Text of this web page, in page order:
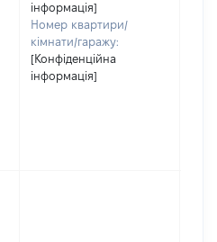
інформація]
Номер квартири/
кімнати/гаражу:
[Конфіденційна
інформація]